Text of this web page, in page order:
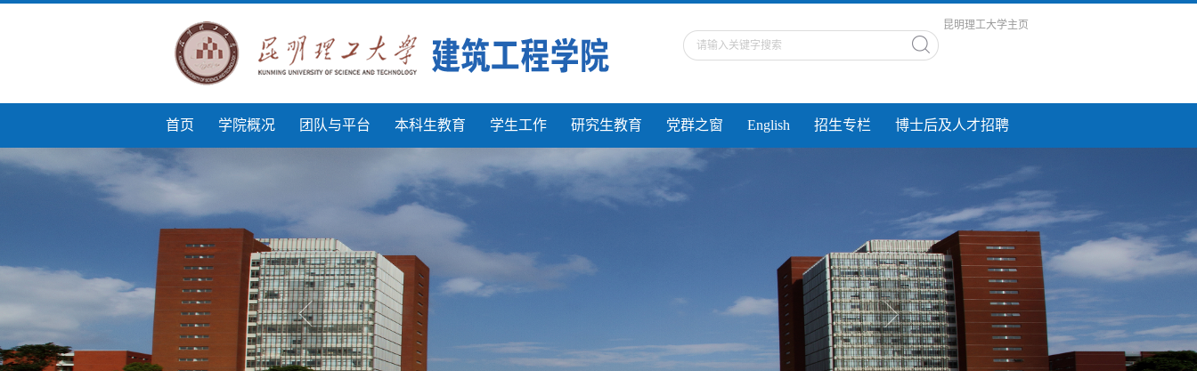
昆明理工大学主页
首页 学院概况 团队与平台 本科生教育 学生工作 研究生教育 党群之窗 English 招生专栏 博士后及人才招聘